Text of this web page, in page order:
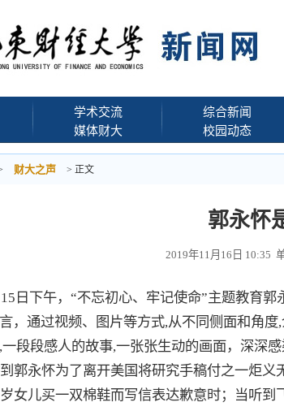
学术交流
媒体财大
综合新闻
校园动态
财大之声 > 正文
郭永怀
2019年11月16日 10:35
日下午，“不忘初心、牢记使命”主题教育
，通过视频、图片等方式,从不同侧面和角
段段感人的故事,一张张生动的画面，深深感
郭永怀为了离开美国将研究手稿付之一炬
女儿买一双棉鞋而写信表达歉意时；当听